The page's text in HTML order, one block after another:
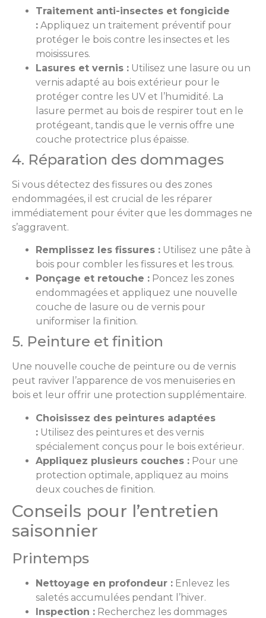
Traitement anti-insectes et fongicide
: Appliquez un traitement préventif pour
protéger le bois contre les insectes et les
moisissures.
Lasures et vernis : Utilisez une lasure ou un
vernis adapté au bois extérieur pour le
protéger contre les UV et l’humidité. La
lasure permet au bois de respirer tout en le
protégeant, tandis que le vernis offre une
couche protectrice plus épaisse.
4. Réparation des dommages
Si vous détectez des fissures ou des zones
endommagées, il est crucial de les réparer
immédiatement pour éviter que les dommages ne
s’aggravent.
Remplissez les fissures : Utilisez une pâte à
bois pour combler les fissures et les trous.
Ponçage et retouche : Poncez les zones
endommagées et appliquez une nouvelle
couche de lasure ou de vernis pour
uniformiser la finition.
5. Peinture et finition
Une nouvelle couche de peinture ou de vernis
peut raviver l’apparence de vos menuiseries en
bois et leur offrir une protection supplémentaire.
Choisissez des peintures adaptées
: Utilisez des peintures et des vernis
spécialement conçus pour le bois extérieur.
Appliquez plusieurs couches : Pour une
protection optimale, appliquez au moins
deux couches de finition.
Conseils pour l’entretien
saisonnier
Printemps
Nettoyage en profondeur : Enlevez les
saletés accumulées pendant l’hiver.
Inspection : Recherchez les dommages